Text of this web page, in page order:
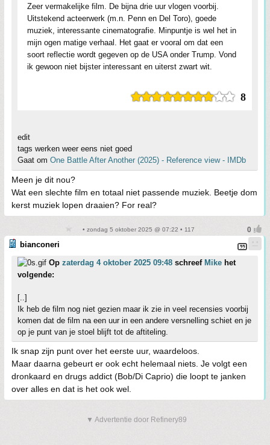
Zeer vermakelijke film. De bijna drie uur vlogen voorbij.
Uitstekend acteerwerk (m.n. Penn en Del Toro), goede
muziek, interessante cinematografie. Minpuntje is wel het in
mijn ogen matige verhaal. Het gaat er vooral om dat een
soort reflectie wordt gegeven op de USA onder Trump. Vond
ik gewoon niet bijster interessant en uiterst zwart wit.
8
edit
tags werken weer eens niet goed
Gaat om One Battle After Another (2025) - Reference view - IMDb
Meen je dit nou?
Wat een slechte film en totaal niet passende muziek. Beetje dom
kerst muziek lopen draaien? For real?
• zondag 5 oktober 2025 @ 07:22 • 117
bianconeri
Op zaterdag 4 oktober 2025 09:48 schreef Mike het
volgende:
[..]
Ik heb de film nog niet gezien maar ik zie in veel recensies voorbij
komen dat de film na een uur in een andere versnelling schiet en je
op je punt van je stoel blijft tot de aftiteling.
Ik snap zijn punt over het eerste uur, waardeloos.
Maar daarna gebeurt er ook echt helemaal niets. Je volgt een
dronkaard en drugs addict (Bob/Di Caprio) die loopt te janken
over alles en dat is het ook wel.
▼ Advertentie door Refinery89